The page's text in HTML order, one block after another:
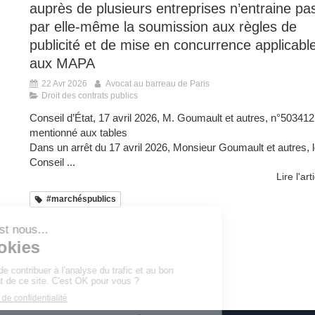
auprès de plusieurs entreprises n’entraine
par elle-même la soumission aux règles de
publicité et de mise en concurrence
aux MAPA
22 Avr 2026
Avocat au barreau de Paris
Droit des contrats publics
Conseil d’État, 17 avril 2026, M. Goumault et autres,
mentionné aux tables
Dans un arrêt du 17 avril 2026, Monsieur Goumault et autres,
Conseil ...
Lire
#marchéspublics